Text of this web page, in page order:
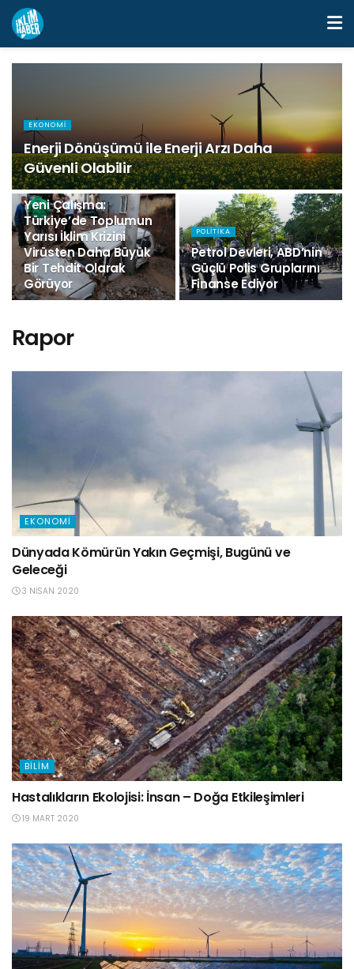
EKONOMI
Enerji Dönüşümü ile Enerji Arzı Daha
Güvenli Olabilir
BILIM
Yeni Çalışma:
Türkiye’de Toplumun
Yarısı İklim Krizini
Virüsten Daha Büyük
Bir Tehdit Olarak
Görüyor
POLITIKA
Petrol Devleri, ABD’nin
Güçlü Polis Gruplarını
Finanse Ediyor
Rapor
EKONOMI
Dünyada Kömürün Yakın Geçmişi, Bugünü ve
Geleceği
3 NISAN 2020
BILIM
Hastalıkların Ekolojisi: İnsan – Doğa Etkileşimleri
19 MART 2020